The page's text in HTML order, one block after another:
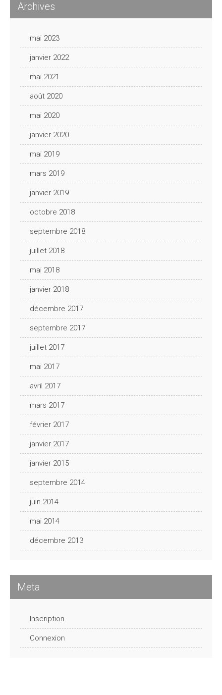
Archives
mai 2023
janvier 2022
mai 2021
août 2020
mai 2020
janvier 2020
mai 2019
mars 2019
janvier 2019
octobre 2018
septembre 2018
juillet 2018
mai 2018
janvier 2018
décembre 2017
septembre 2017
juillet 2017
mai 2017
avril 2017
mars 2017
février 2017
janvier 2017
janvier 2015
septembre 2014
juin 2014
mai 2014
décembre 2013
Meta
Inscription
Connexion